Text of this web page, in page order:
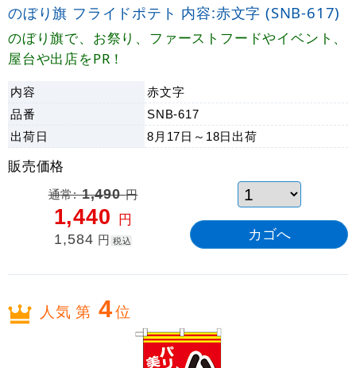
のぼり旗 フライドポテト 内容:赤文字 (SNB-617)
のぼり旗で、お祭り、ファーストフードやイベント、
屋台や出店をPR！
内容
赤文字
品番
SNB-617
出荷日 8月17日～18日 出荷
販売価格
通常:1,490円
1,440 円
1,584 円 税込
人気 第 4位